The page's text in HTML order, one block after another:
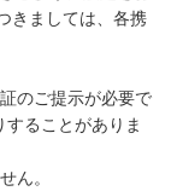
きましては、各携
のご提示が必要で
ることがありま
ん。